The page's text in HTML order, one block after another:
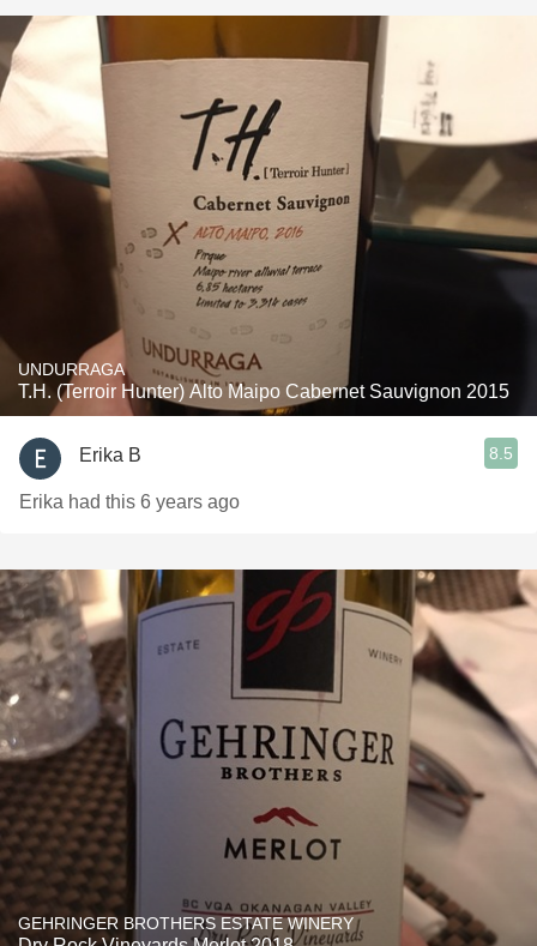
UNDURRAGA
T.H. (Terroir Hunter) Alto Maipo Cabernet Sauvignon 2015
Erika B 8.5
Erika had this 6 years ago
GEHRINGER BROTHERS ESTATE WINERY